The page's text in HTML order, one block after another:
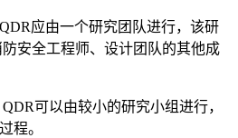
应由一个研究团队进行，该研
安全工程师、设计团队的其他成
可以由较小的研究小组进行，
程。